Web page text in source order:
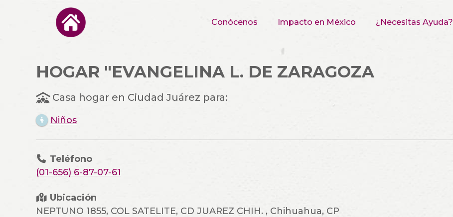
Conócenos Impacto en México ¿Necesitas Ayuda?
HOGAR "EVANGELINA L. DE ZARAGOZA
Casa hogar en Ciudad Juárez para:
Niños
Teléfono
(01-656) 6-87-07-61
Ubicación
NEPTUNO 1855, COL SATELITE, CD JUAREZ CHIH. , Chihuahua, CP